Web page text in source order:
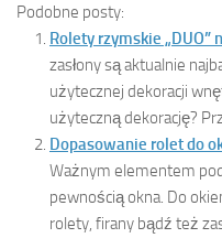
Podobne posty:
Rolety rzymskie „DUO”
zasłony są aktualnie
użytecznej dekoracji
użyteczną dekorację?
Dopasowanie rolet do
Ważnym elementem
pewnością okna. Do
rolety, firany bądź też